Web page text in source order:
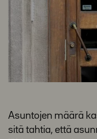
Asuntojen määrä
sitä tahtia, että